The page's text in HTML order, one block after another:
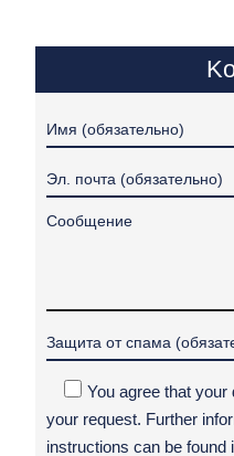
You agree that
your request. Further
instructions can be found